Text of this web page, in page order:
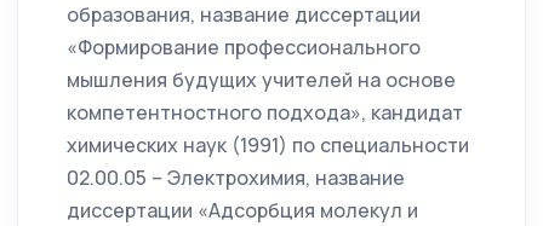
образования, название диссертации
«Формирование профессионального
мышления будущих учителей на основе
компетентностного подхода», кандидат
химических наук (1991) по специальности
02.00.05 – Электрохимия, название
диссертации «Адсорбция молекул и